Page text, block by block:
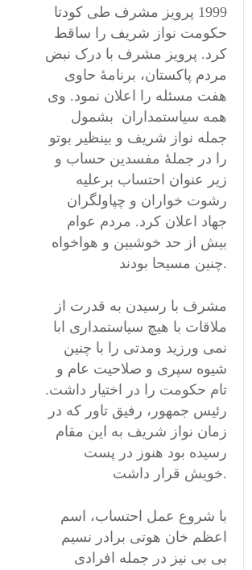
1999 پرویز مشرف طی کودتا
حکومت نواز شریف را ساقط
کرد. پرویز مشرف با درک نبض
مردم پاکستان، برنامۀ حاوی
هفت مسئله را اعلان نمود. وی
همه سیاستمداران بشمول
جمله نواز شریف و بینظیر بوتو
را در جملۀ مفسدین حساب و
زیر عنوان احتساب برعلیه
رشوت خواران و چپاولگران
جهاد اعلان کرد. مردم عوام
بیش از حد خوشبین و هواخواه
چنین مسیحا بودند.
مشرف با رسیدن به قدرت از
ملاقات با هیچ سیاستمداری ابا
نمی ورزید ومدتی را با چنین
شیوه سپری و صلاحیت عام و
تام حکومت را در اختیار داشت.
رئیس جمهور، رفیق تاور که در
زمان نواز شریف به این مقام
رسیده بود هنوز در پست
خویش قرار داشت.
با شروع عمل احتساب، اسم
اعظم خان هوتی برادر نسیم
بی بی نیز در جمله افرادی